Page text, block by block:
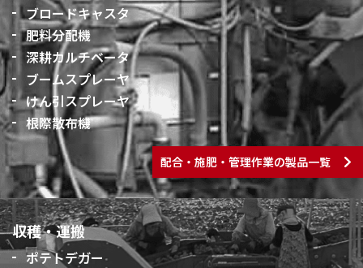
ブロードキャスタ
肥料分配機
深耕カルチベータ
ブームスプレーヤ
けん引スプレーヤ
根際散布機
配合・施肥・管理作業の製品一覧
収穫・運搬
ポテトデガー